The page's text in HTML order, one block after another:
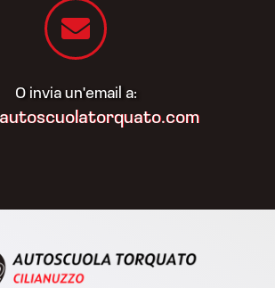
O invia un'email a: